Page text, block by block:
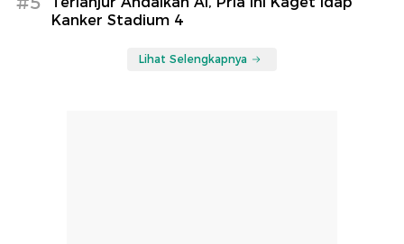
Kanker Stadium 4
Lihat Selengkapnya